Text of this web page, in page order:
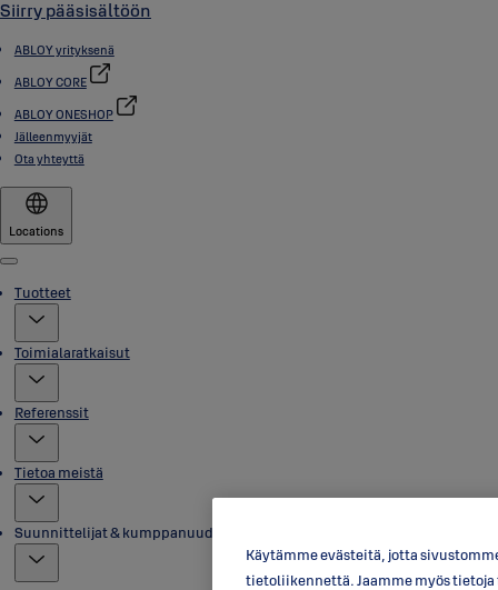
Siirry pääsisältöön
ABLOY yrityksenä
ABLOY CORE
ABLOY ONESHOP
Jälleenmyyjät
Ota yhteyttä
Locations
Menu
Tuotteet
Toimialaratkaisut
Referenssit
Tietoa meistä
Suunnittelijat & kumppanuudet
Käytämme evästeitä, jotta
tietoliikennettä. Jaamme myös